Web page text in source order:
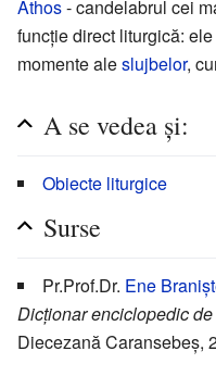
Athos- candelabrul cei
funcție direct liturgică:
momente aleslujbelor,
A se vedea și:
Obiecte liturgice
Surse
Pr.Prof.Dr. Ene
Dicționar enciclopedic
Diecezană Caransebeș,